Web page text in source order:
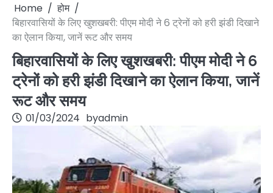
Home
होम
बिहारवासियों के लिए खुशखबरी: पीएम मोदी ने 6 ट्रेनों को हरी झंडी दिखाने
का ऐलान किया, जानें रूट और समय
बिहारवासियों के लिए खुशखबरी: पीएम मोदी ने 6
ट्रेनों को हरी झंडी दिखाने का ऐलान किया, जानें
रूट और समय
01/03/2024 byadmin